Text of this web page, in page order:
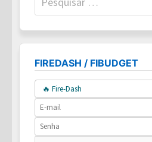
por:
FIREDASH / FIBUDGET